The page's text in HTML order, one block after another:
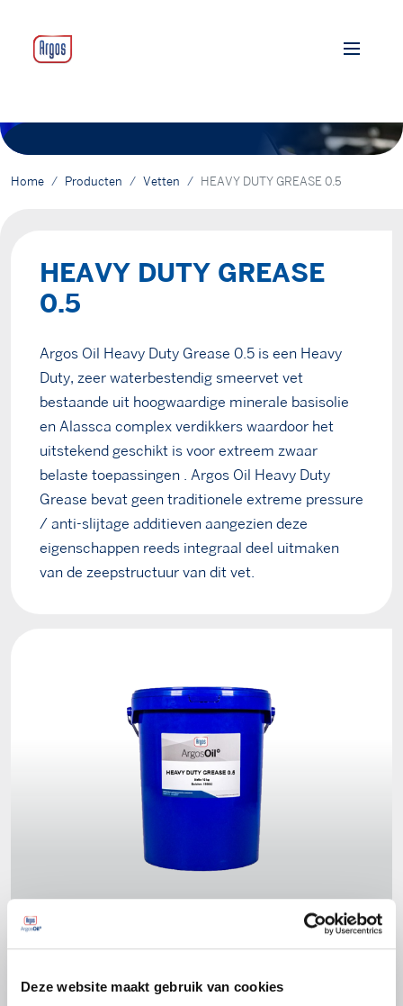
Deze website maakt gebruik van cookies
Home Producten Vetten HEAVY DUTY GREASE 0.5
HEAVY DUTY GREASE
0.5
Argos Oil Heavy Duty Grease 0.5 is een Heavy
Duty, zeer waterbestendig smeervet vet
bestaande uit hoogwaardige minerale basisolie
en Alassca complex verdikkers waardoor het
uitstekend geschikt is voor extreem zwaar
belaste toepassingen . Argos Oil Heavy Duty
Grease bevat geen traditionele extreme pressure
/ anti-slijtage additieven aangezien deze
eigenschappen reeds integraal deel uitmaken
van de zeepstructuur van dit vet.
Productspecificaties